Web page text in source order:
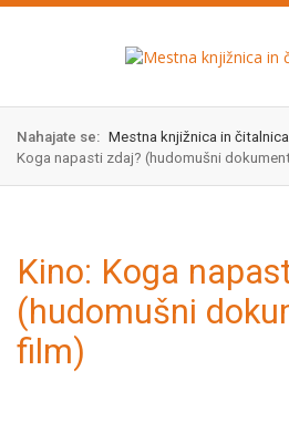
Skok
izjava
Nahajate se: Mestna knjižnica in
Koga napasti zdaj? (hudomušni
Kino: Koga
(hudomušni
film)